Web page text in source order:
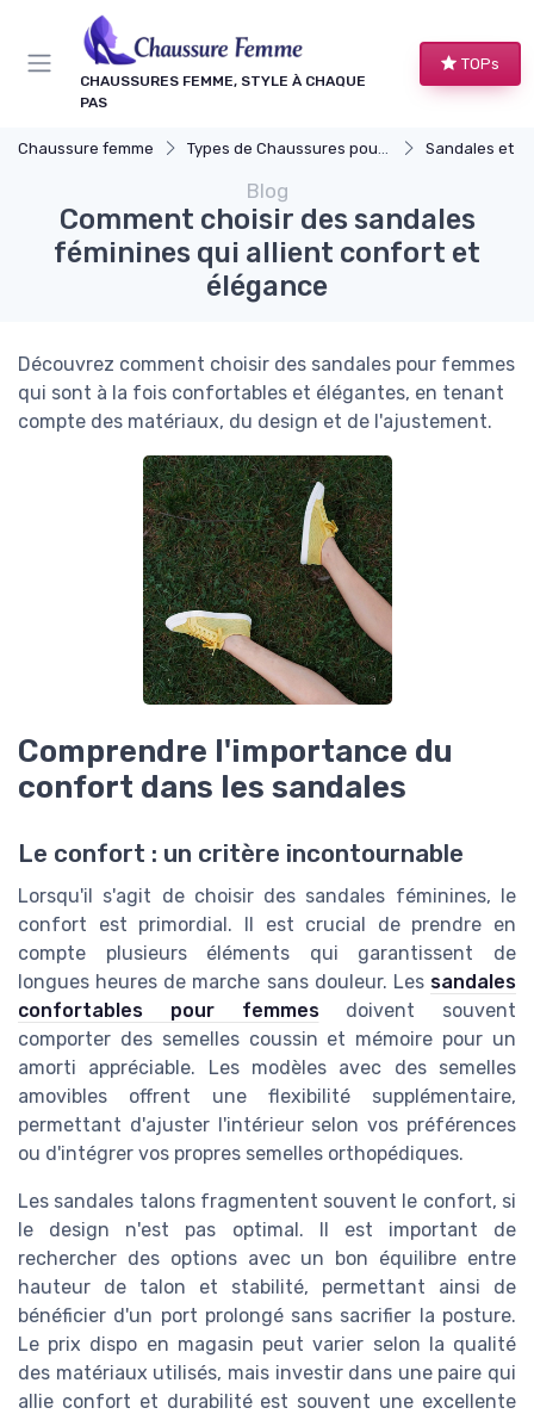
CHAUSSURES FEMME, STYLE À CHAQUE
PAS
TOPs
Chaussure femme Types de Chaussures pour Femmes Sandales et
Blog
Comment choisir des sandales
féminines qui allient confort et
élégance
Découvrez comment choisir des sandales pour femmes
qui sont à la fois confortables et élégantes, en tenant
compte des matériaux, du design et de l'ajustement.
Comprendre l'importance du
confort dans les sandales
Le confort : un critère incontournable
Lorsqu'il s'agit de choisir des sandales féminines, le
confort est primordial. Il est crucial de prendre en
compte plusieurs éléments qui garantissent de
longues heures de marche sans douleur. Les sandales
confortables pour femmesdoivent souvent
comporter des semelles coussin et mémoire pour un
amorti appréciable. Les modèles avec des semelles
amovibles offrent une flexibilité supplémentaire,
permettant d'ajuster l'intérieur selon vos préférences
ou d'intégrer vos propres semelles orthopédiques.
Les sandales talons fragmentent souvent le confort, si
le design n'est pas optimal. Il est important de
rechercher des options avec un bon équilibre entre
hauteur de talon et stabilité, permettant ainsi de
bénéficier d'un port prolongé sans sacrifier la posture.
Le prix dispo en magasin peut varier selon la qualité
des matériaux utilisés, mais investir dans une paire qui
allie confort et durabilité est souvent une excellente
Panneau de gestion des cookies